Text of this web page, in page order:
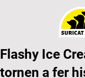
Flashy Ice
tornen a fer